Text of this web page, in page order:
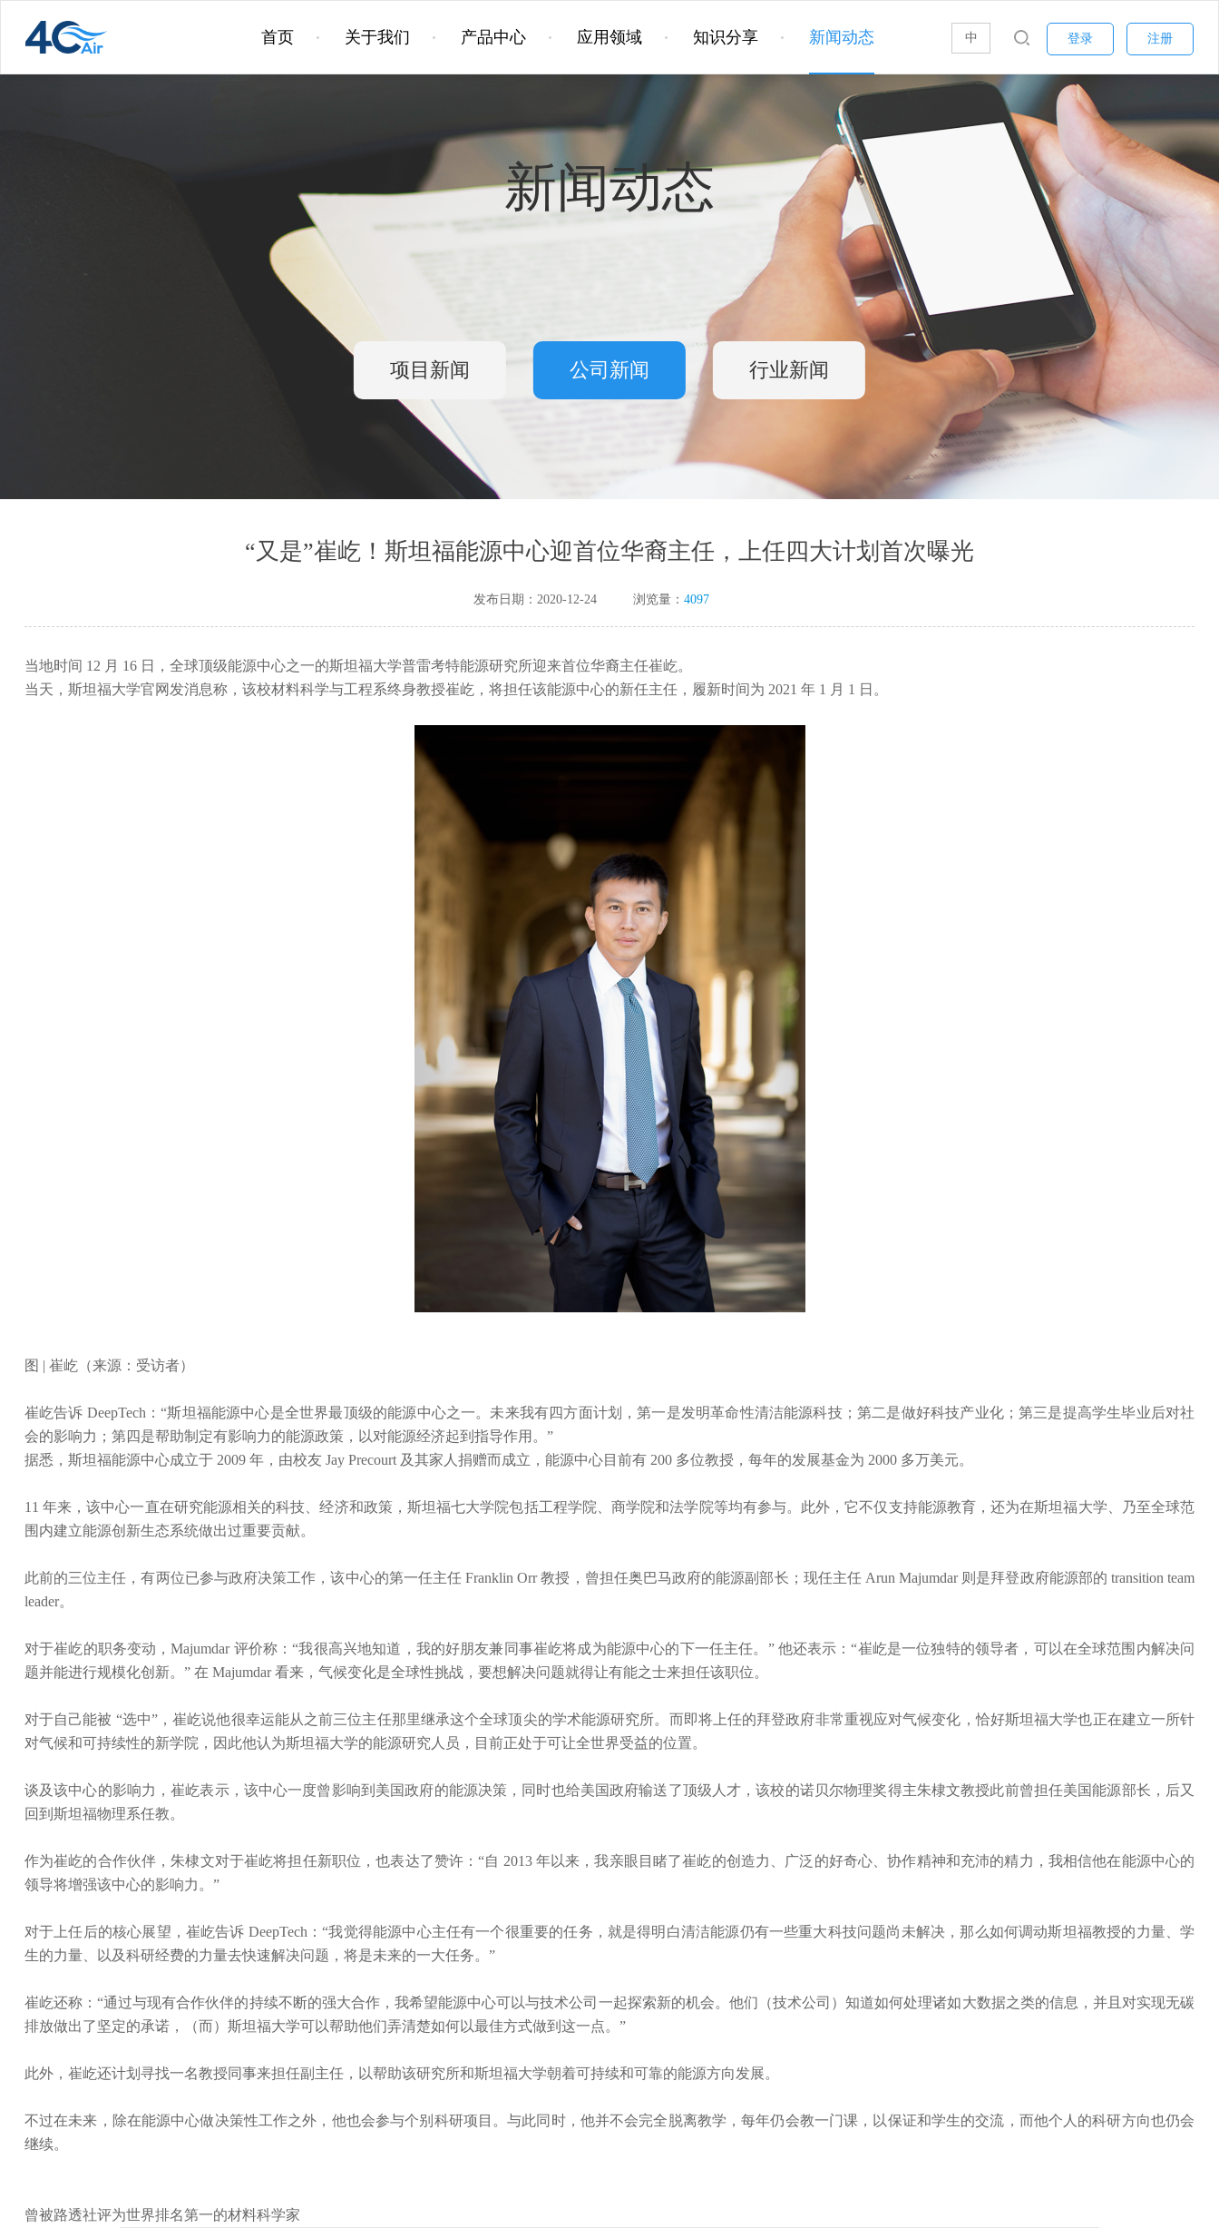
首页 关于我们 产品中心 应用领域 知识分享 新闻动态 中 登录 注册
新闻动态
项目新闻 公司新闻 行业新闻
“又是”崔屹！斯坦福能源中心迎首位华裔主任，上任四大计划首次曝光
发布日期：2020-12-24 浏览量： 4097
当地时间 12 月 16 日，全球顶级能源中心之一的斯坦福大学普雷考特能源研究所迎来首位华裔主任崔屹。
当天，斯坦福大学官网发消息称，该校材料科学与工程系终身教授崔屹，将担任该能源中心的新任主任，履新时间为 2021 年 1 月 1 日。
图 | 崔屹（来源：受访者）
崔屹告诉 DeepTech：“斯坦福能源中心是全世界最顶级的能源中心之一。未来我有四方面计划，第一是发明革命性清洁能源科技；第二是做好科技产业化；第三是提高学生毕业后对社
会的影响力；第四是帮助制定有影响力的能源政策，以对能源经济起到指导作用。”
据悉，斯坦福能源中心成立于 2009 年，由校友 Jay Precourt 及其家人捐赠而成立，能源中心目前有 200 多位教授，每年的发展基金为 2000 多万美元。
11 年来，该中心一直在研究能源相关的科技、经济和政策，斯坦福七大学院包括工程学院、商学院和法学院等均有参与。此外，它不仅支持能源教育，还为在斯坦福大学、乃至全球范
围内建立能源创新生态系统做出过重要贡献。
此前的三位主任，有两位已参与政府决策工作，该中心的第一任主任 Franklin Orr 教授，曾担任奥巴马政府的能源副部长；现任主任 Arun Majumdar 则是拜登政府能源部的 transition team
leader。
对于崔屹的职务变动，Majumdar 评价称：“我很高兴地知道，我的好朋友兼同事崔屹将成为能源中心的下一任主任。” 他还表示：“崔屹是一位独特的领导者，可以在全球范围内解决问
题并能进行规模化创新。” 在 Majumdar 看来，气候变化是全球性挑战，要想解决问题就得让有能之士来担任该职位。
对于自己能被 “选中”，崔屹说他很幸运能从之前三位主任那里继承这个全球顶尖的学术能源研究所。而即将上任的拜登政府非常重视应对气候变化，恰好斯坦福大学也正在建立一所针
对气候和可持续性的新学院，因此他认为斯坦福大学的能源研究人员，目前正处于可让全世界受益的位置。
谈及该中心的影响力，崔屹表示，该中心一度曾影响到美国政府的能源决策，同时也给美国政府输送了顶级人才，该校的诺贝尔物理奖得主朱棣文教授此前曾担任美国能源部长，后又
回到斯坦福物理系任教。
作为崔屹的合作伙伴，朱棣文对于崔屹将担任新职位，也表达了赞许：“自 2013 年以来，我亲眼目睹了崔屹的创造力、广泛的好奇心、协作精神和充沛的精力，我相信他在能源中心的
领导将增强该中心的影响力。”
对于上任后的核心展望，崔屹告诉 DeepTech：“我觉得能源中心主任有一个很重要的任务，就是得明白清洁能源仍有一些重大科技问题尚未解决，那么如何调动斯坦福教授的力量、学
生的力量、以及科研经费的力量去快速解决问题，将是未来的一大任务。”
崔屹还称：“通过与现有合作伙伴的持续不断的强大合作，我希望能源中心可以与技术公司一起探索新的机会。他们（技术公司）知道如何处理诸如大数据之类的信息，并且对实现无碳
排放做出了坚定的承诺，（而）斯坦福大学可以帮助他们弄清楚如何以最佳方式做到这一点。”
此外，崔屹还计划寻找一名教授同事来担任副主任，以帮助该研究所和斯坦福大学朝着可持续和可靠的能源方向发展。
不过在未来，除在能源中心做决策性工作之外，他也会参与个别科研项目。与此同时，他并不会完全脱离教学，每年仍会教一门课，以保证和学生的交流，而他个人的科研方向也仍会
继续。
曾被路透社评为世界排名第一的材料科学家